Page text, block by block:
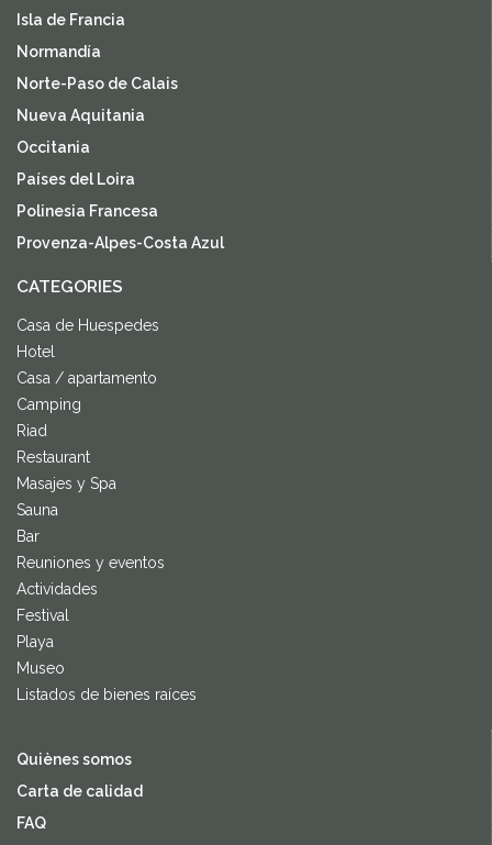
Isla de Francia
Normandía
Norte-Paso de Calais
Nueva Aquitania
Occitania
Países del Loira
Polinesia Francesa
Provenza-Alpes-Costa Azul
CATEGORIES
Casa de Huespedes
Hotel
Casa / apartamento
Camping
Riad
Restaurant
Masajes y Spa
Sauna
Bar
Reuniones y eventos
Actividades
Festival
Playa
Museo
Listados de bienes raíces
Quiènes somos
Carta de calidad
FAQ